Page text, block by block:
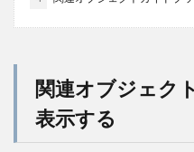
関連オブジェク
表示する